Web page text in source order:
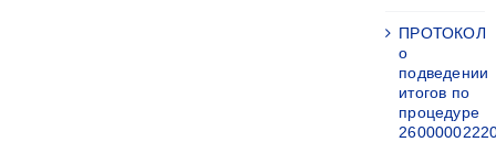
ПРОТОКОЛ
о
подведении
итогов по
процедуре